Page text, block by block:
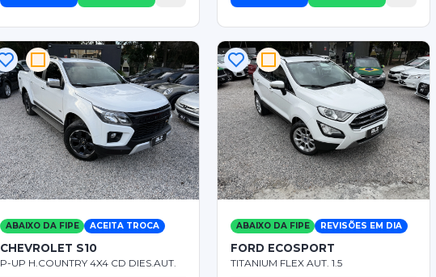
ABAIXO DA FIPE ACEITA TROCA
CHEVROLET S10
P-UP H.COUNTRY 4X4 CD DIES.AUT.
ABAIXO DA FIPE REVISÕES EM DIA
FORD ECOSPORT
TITANIUM FLEX AUT. 1.5